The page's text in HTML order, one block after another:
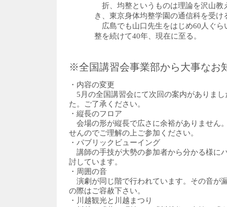
折、均整というものは理論を沢山教
き、東京身体均整学園の通信科を受け
広島でも山口先生をはじめ60人ぐら
整を続けて40年、現在に至る。
※全国講習会事業部から大事なお
・内容の変更
5月の全国講習会にて次回の案内がありま
た。ご了承ください。
・縦長のフロア
会場の形が縦長で広さに余裕がありません
せんのでご理解の上ご参加ください。
・パブリックビューイング
講師の手技が大勢の参加者から分かる様に
討しています。
・周囲の音
演劇が同じ階で行われています。その音が
の際はご容赦下さい。
・川越観光と川越まつり